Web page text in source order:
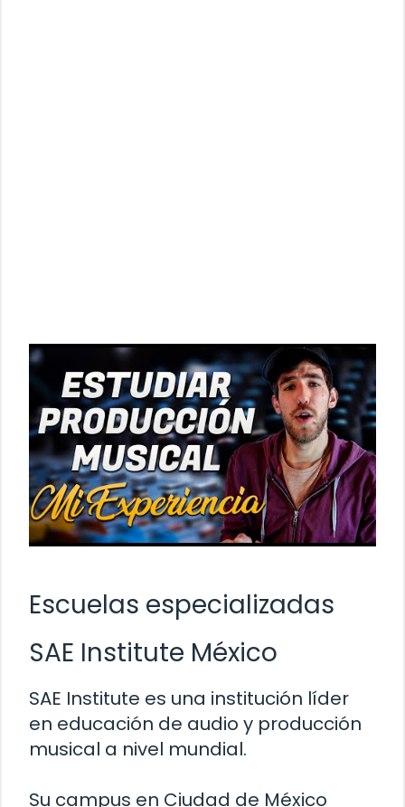
Escuelas especializadas
SAE Institute México
SAE Institute es una institución líder
en educación de audio y producción
musical a nivel mundial.
Su campus en Ciudad de México